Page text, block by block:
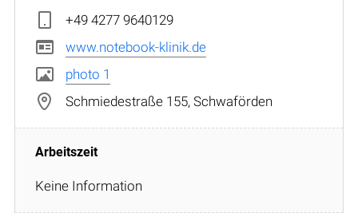
+49 4277 9640129
www.notebook-klinik.de
photo 1
Schmiedestraße 155, Schwaförden
Keine Information